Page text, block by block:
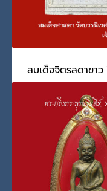
สมเด็จจิตรลดาขา
วันพฤหัสบดี, 14 กรกฎาคม
สมเด็จจิตรลดาขาว ใน
PUBLISHED IN กรมหลว
,พระเครื่องและวัตถุม
TAGGED UNDER: กรมห
สมเด็จจิตรลดาขาว,สมเด็จพ